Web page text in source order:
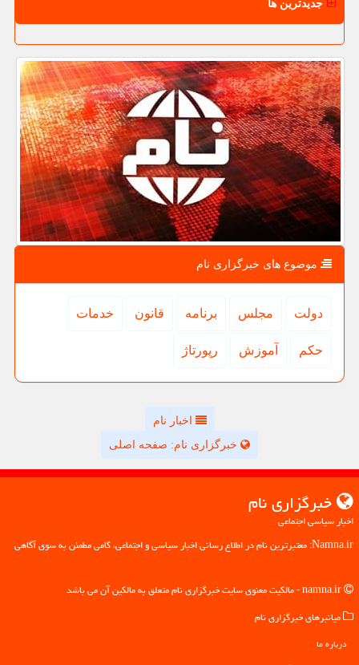
جدیدترین ها
موضوع های خبرگزاری نام
دولت مجلس برنامه قانون خدمات
حكم آموزش رپورتاژ
اخبار نام
خبرگزاری نام: صفحه اصلی
خبرگزاری نام
اخبار سیاسی اجتماعی
Namna.ir: معتبرترین نام در اطلاع رسانی اخبار سیاسی و اجتماعی، گامی مطمئن به سوی آگاهی
میانبرهای خبرگزاری نام
درباره ما